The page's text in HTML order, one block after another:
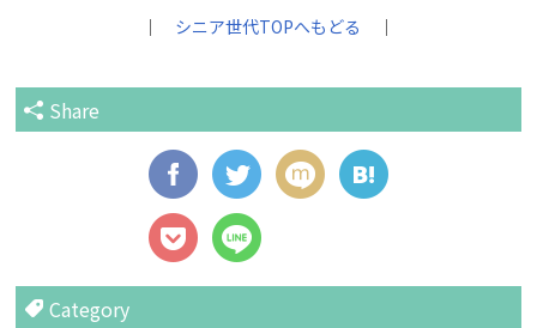
｜ シニア世代TOPへもどる ｜
Share
Category